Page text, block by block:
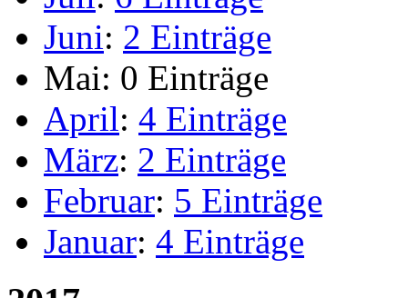
Juni: 2 Einträge
Mai: 0 Einträge
April: 4 Einträge
März: 2 Einträge
Februar: 5 Einträge
Januar: 4 Einträge